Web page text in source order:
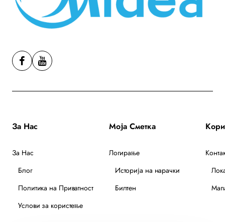
За Нас
За Нас
Блог
Политика на Приватност
Услови за користење
Моја Сметка
Логирање
Историја на нарачки
Билтен